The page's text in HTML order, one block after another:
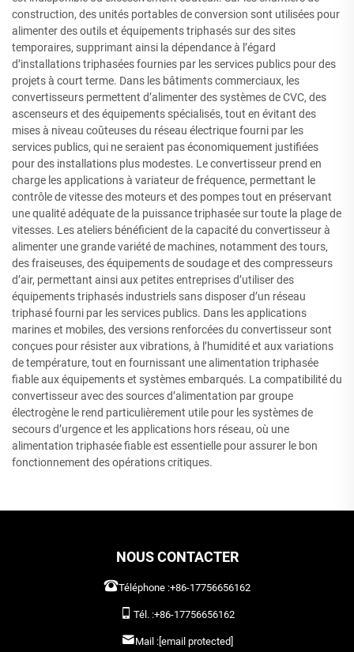
construction, des unités portables de conversion sont utilisées pour
alimenter des outils et équipements triphasés sur des sites
temporaires, supprimant ainsi la dépendance à l’égard
d’installations triphasées fournies par les services publics pour des
projets à court terme. Dans les bâtiments commerciaux, les
convertisseurs permettent d’alimenter des systèmes de CVC, des
ascenseurs et des équipements spécialisés, tout en évitant des
mises à niveau coûteuses du réseau électrique fourni par les
services publics, qui ne seraient pas économiquement justifiées
pour des installations plus modestes. Le convertisseur prend en
charge les applications à variateur de fréquence, permettant le
contrôle de vitesse des moteurs et des pompes tout en préservant
une qualité adéquate de la puissance triphasée sur toute la plage de
vitesses. Les ateliers bénéficient de la capacité du convertisseur à
alimenter une grande variété de machines, notamment des tours,
des fraiseuses, des équipements de soudage et des compresseurs
d’air, permettant ainsi aux petites entreprises d’utiliser des
équipements triphasés industriels sans disposer d’un réseau
triphasé fourni par les services publics. Dans les applications
marines et mobiles, des versions renforcées du convertisseur sont
conçues pour résister aux vibrations, à l’humidité et aux variations
de température, tout en fournissant une alimentation triphasée
fiable aux équipements et systèmes embarqués. La compatibilité du
convertisseur avec des sources d’alimentation par groupe
électrogène le rend particulièrement utile pour les systèmes de
secours d’urgence et les applications hors réseau, où une
alimentation triphasée fiable est essentielle pour assurer le bon
fonctionnement des opérations critiques.
NOUS CONTACTER
Téléphone :+86-17756656162
Tél. :+86-17756656162
Mail : [email protected]